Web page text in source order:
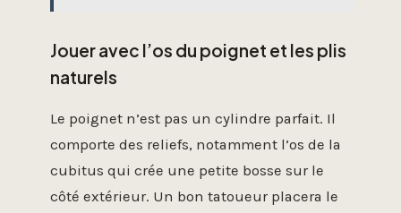
Jouer avec l’os du poignet et les plis
naturels
Le poignet n’est pas un cylindre parfait. Il
comporte des reliefs, notamment l’os de la
cubitus qui crée une petite bosse sur le
côté extérieur. Un bon tatoueur placera le